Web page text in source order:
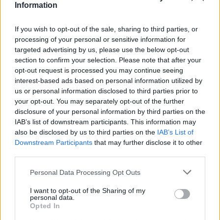
Information
If you wish to opt-out of the sale, sharing to third parties, or
processing of your personal or sensitive information for
targeted advertising by us, please use the below opt-out
section to confirm your selection. Please note that after your
opt-out request is processed you may continue seeing
interest-based ads based on personal information utilized by
us or personal information disclosed to third parties prior to
your opt-out. You may separately opt-out of the further
disclosure of your personal information by third parties on the
IAB’s list of downstream participants. This information may
also be disclosed by us to third parties on the IAB’s List of
Downstream Participants that may further disclose it to other
Personal Data Processing Opt Outs
I want to opt-out of the Sharing of my
personal data.
Opted In
Hablamos con el búlgaro desde Dublín, donde es la gran atracción
tendrá en su vuelta a Wimbledon?
DAVID JORDÀ